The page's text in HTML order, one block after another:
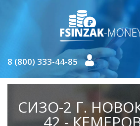
8 (800) 333-44-85
СИЗО-2 Г.
42 -